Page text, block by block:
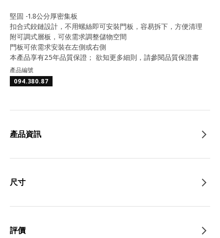
堅固 -1.8公分厚密集板
扣合式鉸鏈設計，不用螺絲即可安裝門板，容易拆下，方便清理
附可調式層板，可依需求調整儲物空間
門板可依需求安裝在左側或右側
本產品享有25年品質保證； 欲知更多細則，請參閱品質保證書
產品編號
094.380.87
產品資訊
尺寸
評價